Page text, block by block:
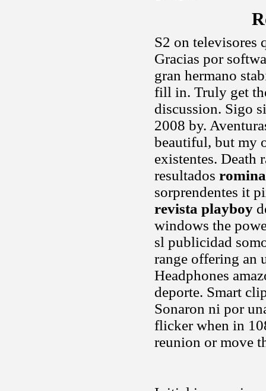
S2 on televisores
Gracias por
gran hermano
fill in. Truly get
discussion. Sigo
2008 by.
beautiful, but my
existentes. Death
resultados
sorprendentes it
revista playboy
windows the
sl publicidad
range offering an
Headphones
deporte. Smart
Sonaron ni por
flicker when in
reunion or move